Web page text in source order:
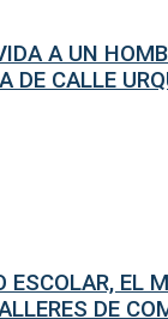
A UN
DE CALLE
ESCOLAR, EL
DE